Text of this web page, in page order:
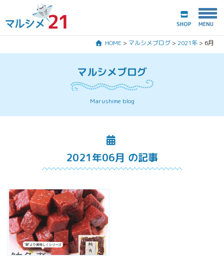
マルシメ21とは？
会社案内
お問合わせ
SHOP
HOME > マルシメブログ > 2021年 > 6月
マルシメブログ
Marushime blog
2021年06月 の記事